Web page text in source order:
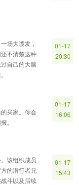
场大喷发，
不清楚这种
自己的大脑
01-17
20:30
买家。你会
。
01-17
16:06
该组织成员
的潜行者兄
斗以及后续
01-17
15:43